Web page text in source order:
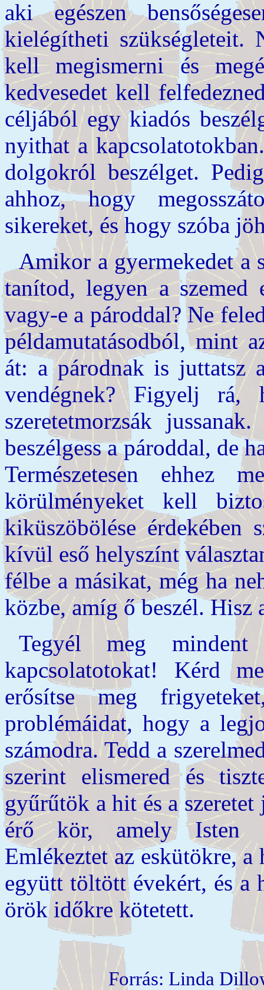
aki egészen
kielégítheti szükségleteit.
kell megismerni és
kedvesedet kell
céljából egy kiadós
nyithat a
dolgokról beszélget.
ahhoz, hogy
sikereket, és hogy szóba
Amikor a gyermekedet a
tanítod, legyen a
vagy-e a pároddal? Ne
példamutatásodból, mint
át: a párodnak is juttatsz
vendégnek? Figyelj rá,
szeretetmorzsák
beszélgess a pároddal, de
Természetesen ehhez
körülményeket kell
kiküszöbölése érdekében
kívül eső helyszínt
félbe a másikat, még ha
közbe, amíg ő beszél. Hisz
Tegyél meg
kapcsolatotokat! Kérd
erősítse meg
problémáidat, hogy a
számodra. Tedd a
szerint elismered és
gyűrűtök a hit és a
érő kör, amely Isten
Emlékeztet az eskütökre,
együtt töltött évekért, és a
örök időkre kötetett.
Forrás: Linda